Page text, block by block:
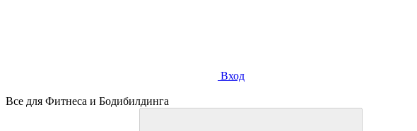
Вход
Все для Фитнеса и Бодибилдинга